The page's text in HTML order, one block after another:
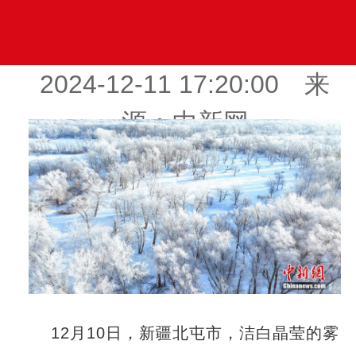
2024-12-11 17:20:00 来
源：中新网
12月10日，新疆北屯市，洁白晶莹的雾